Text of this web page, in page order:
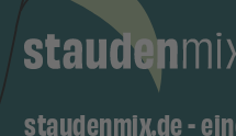
staudenmix.de -